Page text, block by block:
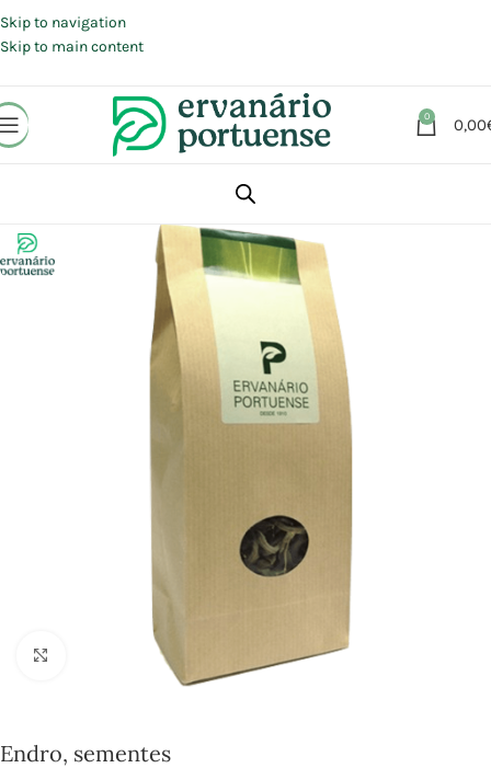
Skip to navigation
Skip to main content
0 0,00
Click to enlarge
Endro, sementes